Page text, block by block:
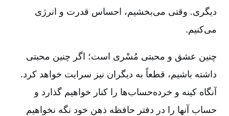
دیگری‌. وقتی می‌بخشیم‌، احساس قدرت و انرژی
می‌کنیم‌.
چنین عشق و محبتی مُسْری است‌؛ اگر چنین محبتی
داشته باشیم‌، قطعاً به دیگران نیز سرایت خواهد کرد.
آنگاه کینه و خرده‌حساب‌ها را کنار خواهیم گذارد و
حساب آنها را در دفتر حافظه ذهن خود نگه نخواهیم